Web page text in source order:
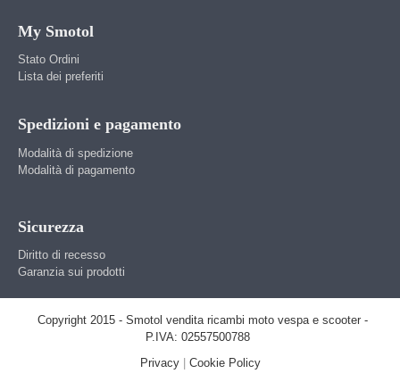
My Smotol
Stato Ordini
Lista dei preferiti
Spedizioni e pagamento
Modalità di spedizione
Modalità di pagamento
Sicurezza
Diritto di recesso
Garanzia sui prodotti
Copyright 2015 - Smotol vendita ricambi moto vespa e scooter -
P.IVA: 02557500788
Privacy| Cookie Policy